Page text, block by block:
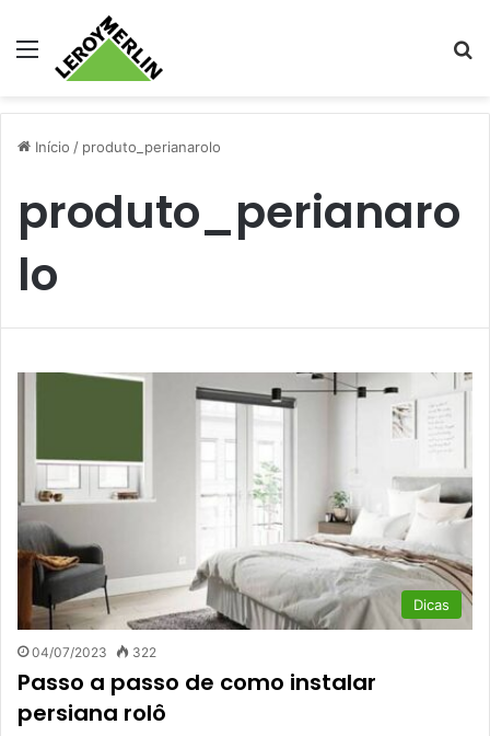
Menu
Início / produto_perianarolo
produto_perianaro
lo
Dicas
04/07/2023 322
Passo a passo de como instalar
persiana rolô